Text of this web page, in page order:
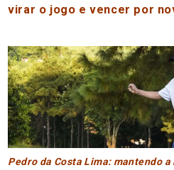
virar o jogo e vencer por
Pedro da Costa Lima: mantendo